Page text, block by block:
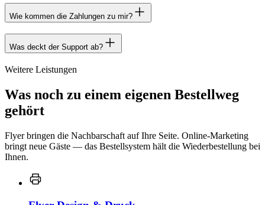
Wie kommen die Zahlungen zu mir?
Was deckt der Support ab?
Weitere Leistungen
Was noch zu einem eigenen Bestellweg
gehört
Flyer bringen die Nachbarschaft auf Ihre Seite. Online-Marketing
bringt neue Gäste — das Bestellsystem hält die Wiederbestellung bei
Ihnen.